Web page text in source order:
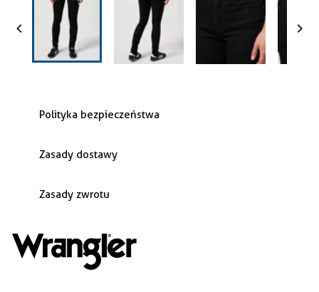
 
Polityka bezpieczeństwa
Zasady dostawy
Zasady zwrotu